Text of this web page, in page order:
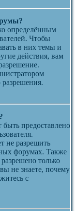
определённым
Чтобы
в них темы и
действия, вам
предоставлено
не разрешить
форумах. Также
только
не знаете, почему
с